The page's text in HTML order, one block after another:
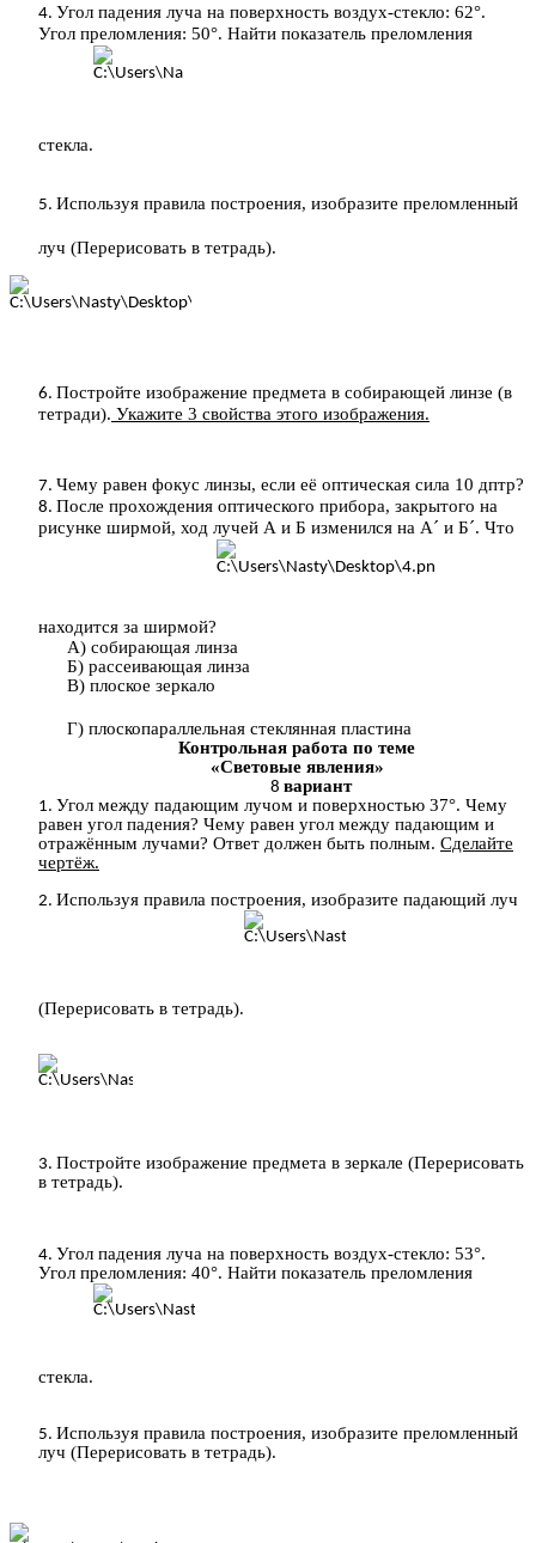
Угол падения луча на поверхность воздух-стекло: 62°.
Угол преломления: 50°. Найти показатель преломления
стекла.
Используя правила построения, изобразите преломленный
луч (Перерисовать в тетрадь).
Постройте изображение предмета в собирающей линзе (в
тетради). Укажите 3 свойства этого изображения.
Чему равен фокус линзы, если её оптическая сила 10 дптр?
После прохождения оптического прибора, закрытого на
рисунке ширмой, ход лучей А и Б изменился на А´ и Б´. Что
находится за ширмой?
А) собирающая линза
Б) рассеивающая линза
В) плоское зеркало
Г) плоскопараллельная стеклянная пластина
Контрольная работа по теме
«Световые явления»
вариант
Угол между падающим лучом и поверхностью 37°. Чему
равен угол падения? Чему равен угол между падающим и
отражённым лучами? Ответ должен быть полным. Сделайте
чертёж.
Используя правила построения, изобразите падающий луч
(Перерисовать в тетрадь).
Постройте изображение предмета в зеркале (Перерисовать
в тетрадь).
Угол падения луча на поверхность воздух-стекло: 53°.
Угол преломления: 40°. Найти показатель преломления
стекла.
Используя правила построения, изобразите преломленный
луч (Перерисовать в тетрадь).